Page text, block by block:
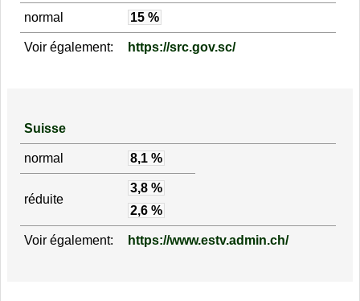
normal 15 %
Voir également: https://src.gov.sc/
Suisse
normal 8,1 %
réduite
3,8 %
2,6 %
Voir également: https://www.estv.admin.ch/